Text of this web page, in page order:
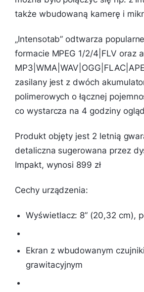
także wbudowaną kamerę i
„Intensotab” odtwarza
formacie MPEG 1/2/4|FLV oraz
zasilany jest z dwóch
polimerowych o łącznej
co wystarcza na 4 godziny
Produkt objęty jest 2 letnią
detaliczna sugerowana przez
Impakt, wynosi 899 zł
Cechy urządzenia:
Wyświetlacz: 8” (20,32 cm),
Ekran z wbudowanym
grawitacyjnym